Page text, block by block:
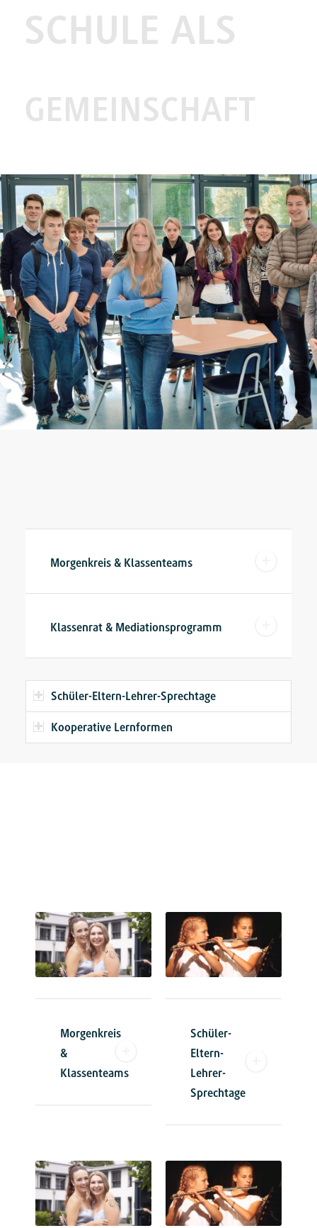
SCHULE ALS
GEMEINSCHAFT
Morgenkreis & Klassenteams
Klassenrat & Mediationsprogramm
Schüler-Eltern-Lehrer-Sprechtage
Kooperative Lernformen
Morgenkreis
&
Klassenteams
Schüler-
Eltern-
Lehrer-
Sprechtage